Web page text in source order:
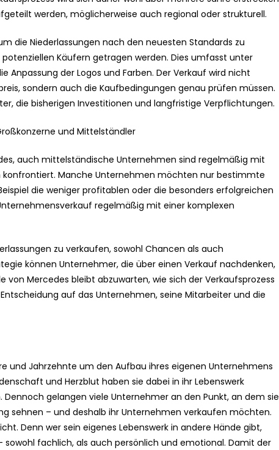
werden, möglicherweise auch regional oder strukturell.
die Niederlassungen nach den neuesten Standards zu
Käufern getragen werden. Dies umfasst unter
Anpassung der Logos und Farben. Der Verkauf wird nicht
sondern auch die Kaufbedingungen genau prüfen müssen.
die bisherigen Investitionen und langfristige Verpflichtungen.
und Mittelständler
auch mittelständische Unternehmen sind regelmäßig mit
Manche Unternehmen möchten nur bestimmte
die weniger profitablen oder die besonders erfolgreichen
regelmäßig mit einer komplexen
zu verkaufen, sowohl Chancen als auch
können Unternehmer, die über einen Verkauf nachdenken,
von Mercedes bleibt abzuwarten, wie sich der Verkaufsprozess
auf das Unternehmen, seine Mitarbeiter und die
und Jahrzehnte um den Aufbau ihres eigenen Unternehmens
und Herzblut haben sie dabei in ihr Lebenswerk
gelangen viele Unternehmer an den Punkt, an dem sie
sehnen – und deshalb ihr Unternehmen verkaufen möchten.
Denn wer sein eigenes Lebenswerk in andere Hände gibt,
sowohl fachlich, als auch persönlich und emotional. Damit der